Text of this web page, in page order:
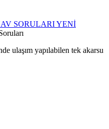
SORULARI YENİ
ulaşım yapılabilen tek akarsu